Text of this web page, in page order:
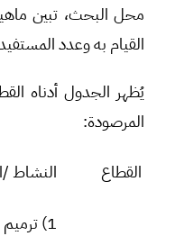
محل البحث، تبين
القيام به وعدد
يُظهر الجدول أدناه
المرصودة:
القطاع النشاط /
1)